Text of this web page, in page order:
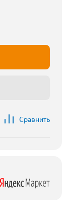
Сравнить